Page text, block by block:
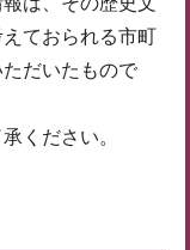
ておられる市町
だいたもので
ください。